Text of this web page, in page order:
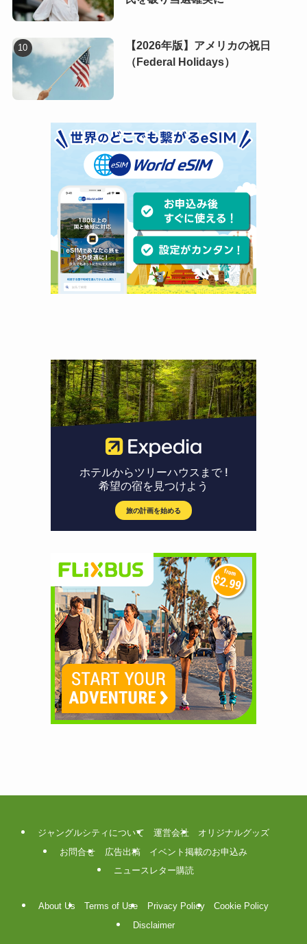
【2026年版】アメリカの祝日
（Federal Holidays）
ジャングルシティについて 運営会社
オリジナルグッズ
お問合せ
広告出稿
イベント掲載のお申込み
ニュースレター購読
About Us Terms of Use Privacy Policy
Cookie Policy
Disclaimer